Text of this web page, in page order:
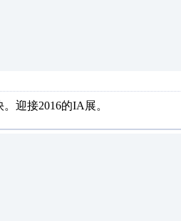
迎接2016的IA展。